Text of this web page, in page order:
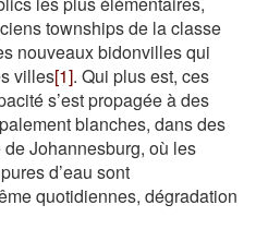
townships de la classe
nouveaux bidonvilles qui
villes[1]. Qui plus est, ces
s’est propagée à des
blanches, dans des
Johannesburg, où les
d’eau sont
quotidiennes, dégradation